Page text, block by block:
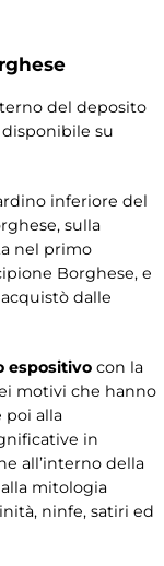
del deposito
su
inferiore del
sulla
nel primo
Borghese, e
dalle
espositivo con la
motivi che hanno
poi alla
in
all’interno della
mitologia
ninfe, satiri ed